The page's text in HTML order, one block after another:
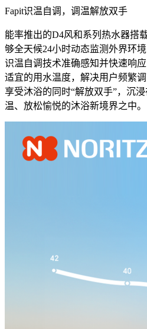
Fapit识温自调，调温解放双手
能率推出的D4风和系列热水器搭
够全天候24小时动态监测外界环
识温自调技术准确感知并快速响
适宜的用水温度，解决用户频繁
享受沐浴的同时“解放双手”，沉
温、放松愉悦的沐浴新境界之中。